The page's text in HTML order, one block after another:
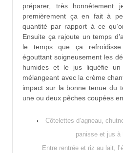
préparer, très
premièrement ça en fait à
quantité par rapport à ce
Ensuite ça rajoute un temps
le temps que ça
égouttant soigneusement les
humides et le jus liquéfie
mélangeant avec la crème
impact sur la bonne tenue du
une ou deux pêches coupées
‹
Côtelettes d’agneau,
panisse et jus à
Entre rentrée et riz au lait,